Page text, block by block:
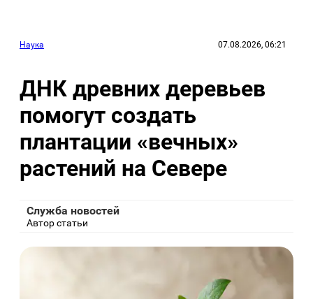
Наука 07.08.2026, 06:21
ДНК древних деревьев
помогут создать
плантации «вечных»
растений на Севере
Служба новостей
Автор статьи